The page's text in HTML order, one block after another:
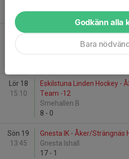
-
Sön 12
Åker/Strängnäs HC Team-
Lör 18
15:10
Eskilstuna Linden Hockey -
Team -12
Smehallen B
8 - 0
Sön 19
13:45
Gnesta IK - Åker/Strängnäs
Gnesta Ishall
17 - 1
Godkänn alla
Bara